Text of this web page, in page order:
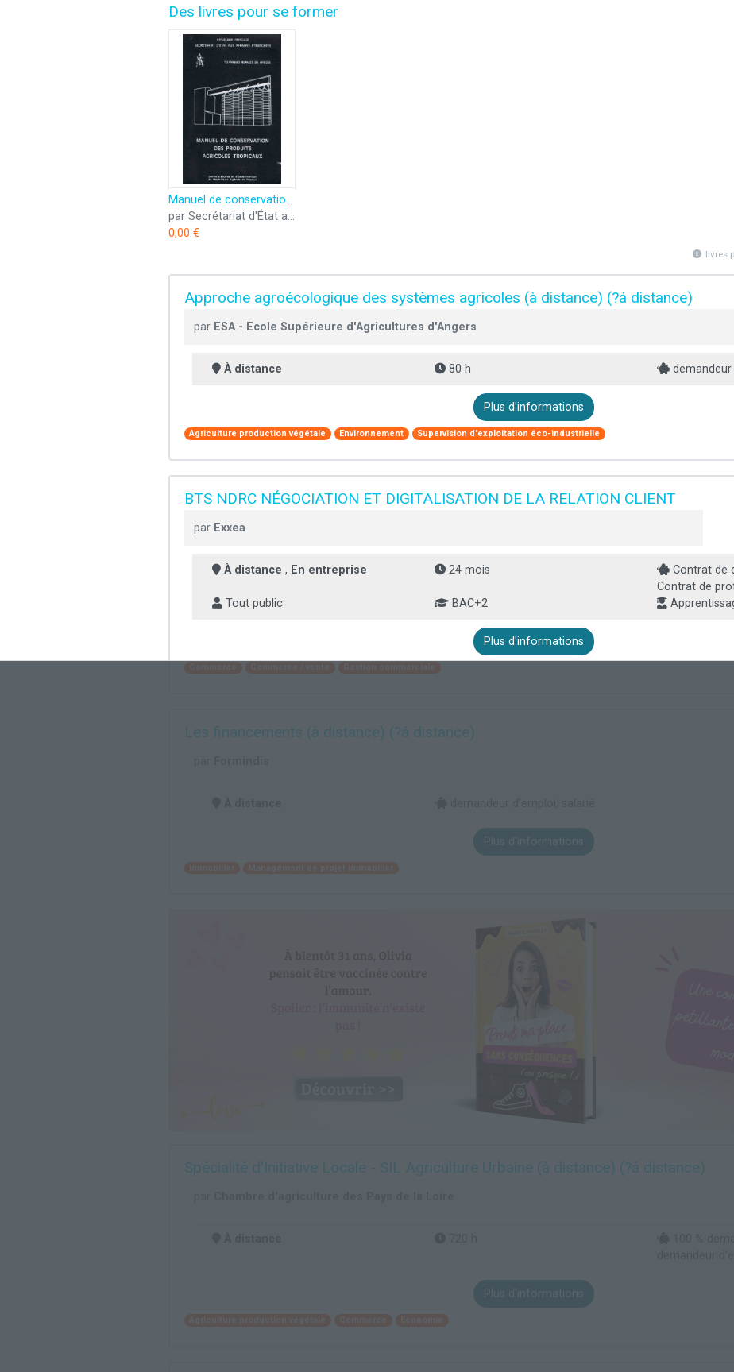
Des livres pour se former
Manuel de conservation des produits agricoles tropicaux : Et en particulier des céréales (Techniques rurales en Afrique)
par Secrétariat d'État aux affaires étrangères
0,00 €
livres
Approche agroécologique des systèmes agricoles (à distance) (?á distance)
par ESA - Ecole Supérieure d'Agricultures d'Angers
À distance 80 h demandeur
Plus d'informations
Agriculture production végétale Environnement Supervision d'exploitation éco-industrielle
BTS NDRC NÉGOCIATION ET DIGITALISATION DE LA RELATION CLIENT
par Exxea
À distance , En entreprise 24 mois
Contrat de
Contrat de
Tout public
BAC+2
Plus d'informations
Les financements (à distance) (?á distance)
Plus d'informations
Spécialité d'Initiative Locale - SIL Agriculture Urbaine (à distance) (?á distance)
Plus d'informations